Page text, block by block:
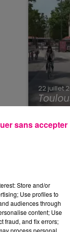
22 juillet
dans
Store and/or
Use profiles to
audiences through
content; Use
fraud, and fix errors;
process personal
sans accepter